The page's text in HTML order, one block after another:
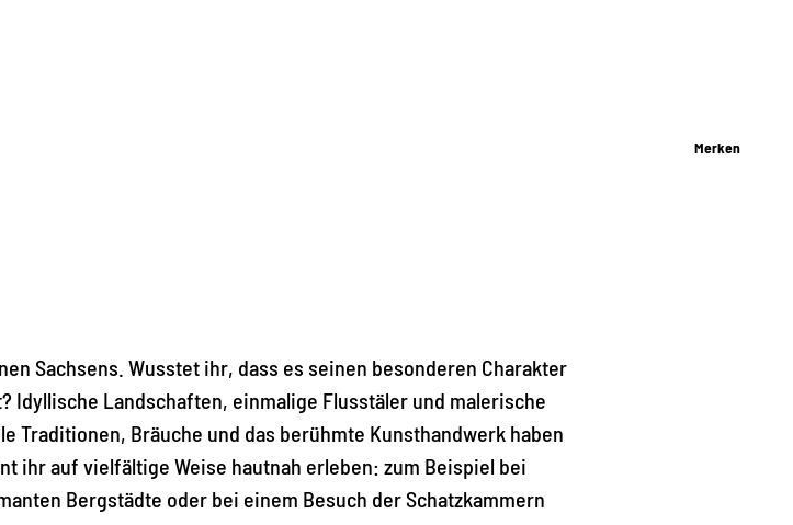
Merken
Sachsens. Wusstet ihr, dass es seinen besonderen Charakter
Idyllische Landschaften, einmalige Flusstäler und malerische
Traditionen, Bräuche und das berühmte Kunsthandwerk haben
ihr auf vielfältige Weise hautnah erleben: zum Beispiel bei
Bergstädte oder bei einem Besuch der Schatzkammern